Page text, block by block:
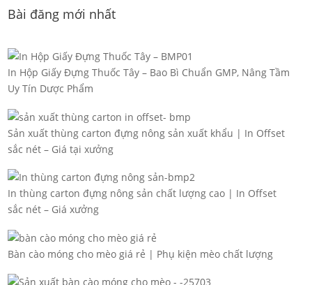
Bài đăng mới nhất
In Hộp Giấy Đựng Thuốc Tây – Bao Bì Chuẩn GMP, Nâng Tầm
Uy Tín Dược Phẩm
Sản xuất thùng carton đựng nông sản xuất khẩu | In Offset
sắc nét – Giá tại xưởng
In thùng carton đựng nông sản chất lượng cao | In Offset
sắc nét – Giá xưởng
Bàn cào móng cho mèo giá rẻ | Phụ kiện mèo chất lượng